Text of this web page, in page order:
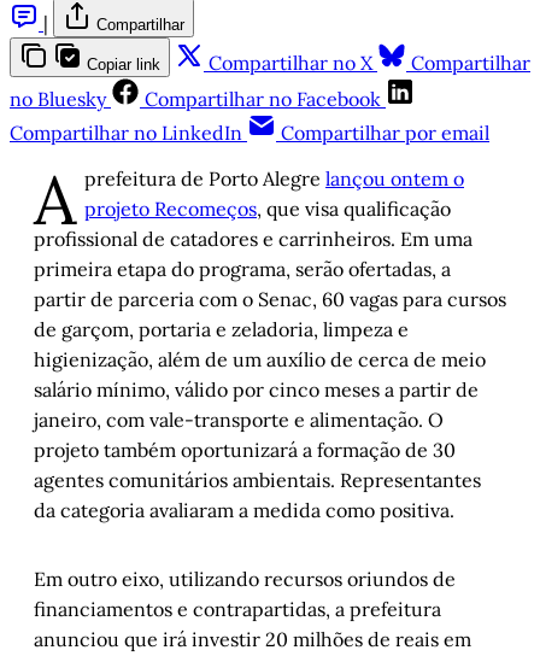
|
Compartilhar
Copiar link Compartilhar no X
Compartilhar
no Bluesky
Compartilhar no Facebook
Compartilhar no LinkedIn
Compartilhar por email
A prefeitura de Porto Alegre lançou ontem o
projeto Recomeços, que visa qualificação
profissional de catadores e carrinheiros. Em uma
primeira etapa do programa, serão ofertadas, a
partir de parceria com o Senac, 60 vagas para cursos
de garçom, portaria e zeladoria, limpeza e
higienização, além de um auxílio de cerca de meio
salário mínimo, válido por cinco meses a partir de
janeiro, com vale-transporte e alimentação. O
projeto também oportunizará a formação de 30
agentes comunitários ambientais. Representantes
da categoria avaliaram a medida como positiva.
Em outro eixo, utilizando recursos oriundos de
financiamentos e contrapartidas, a prefeitura
anunciou que irá investir 20 milhões de reais em